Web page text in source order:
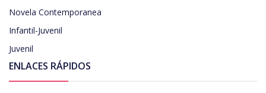
Novela Contemporanea
Infantil-Juvenil
Juvenil
ENLACES RÁPIDOS